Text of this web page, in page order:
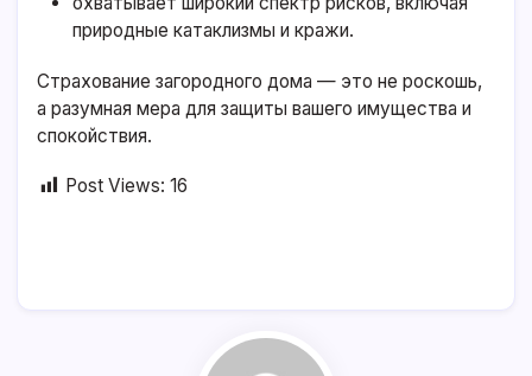
природные катаклизмы и кражи.
Страхование загородного дома — это не роскошь,
а разумная мера для защиты вашего имущества и
спокойствия.
Post Views: 16